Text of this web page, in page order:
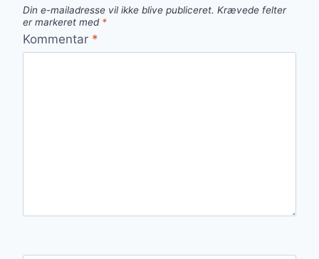
Din e-mailadresse vil ikke blive publiceret. Krævede felter
er markeret med *
Kommentar *